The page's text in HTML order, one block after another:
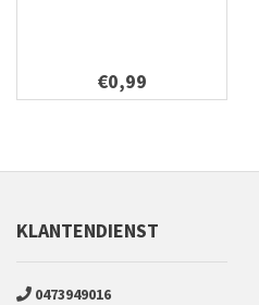
€0,99
KLANTENDIENST
0473949016